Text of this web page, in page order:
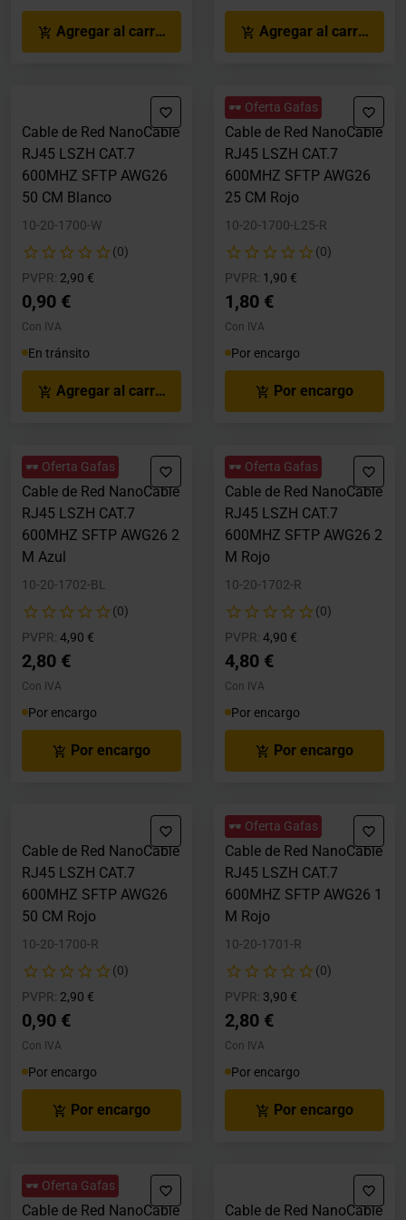
Agregar al carrito Agregar al carrito
Cable de Red NanoCable
RJ45 LSZH CAT.7
600MHZ SFTP AWG26
50 CM Blanco
10-20-1700-W
(0)
PVPR: Precio rebajado desde
2,90 €
0,90 €
Con IVA
En tránsito
Agregar al carrito
🕶️ Oferta Gafas
Cable de Red NanoCable
RJ45 LSZH CAT.7
600MHZ SFTP AWG26
25 CM Rojo
10-20-1700-L25-R
(0)
PVPR: Precio rebajado desde
1,90 €
1,80 €
Con IVA
Por encargo
Por encargo
🕶️ Oferta Gafas
Cable de Red NanoCable
RJ45 LSZH CAT.7
600MHZ SFTP AWG26 2
M Azul
10-20-1702-BL
(0)
PVPR: Precio rebajado desde
4,90 €
2,80 €
Con IVA
Por encargo
Por encargo
🕶️ Oferta Gafas
Cable de Red NanoCable
RJ45 LSZH CAT.7
600MHZ SFTP AWG26 2
M Rojo
10-20-1702-R
(0)
PVPR: Precio rebajado desde
4,90 €
4,80 €
Con IVA
Por encargo
Por encargo
Cable de Red NanoCable
RJ45 LSZH CAT.7
600MHZ SFTP AWG26
50 CM Rojo
10-20-1700-R
(0)
PVPR: Precio rebajado desde
2,90 €
0,90 €
Con IVA
Por encargo
Por encargo
🕶️ Oferta Gafas
Cable de Red NanoCable
RJ45 LSZH CAT.7
600MHZ SFTP AWG26 1
M Rojo
10-20-1701-R
(0)
PVPR: Precio rebajado desde
3,90 €
2,80 €
Con IVA
Por encargo
Por encargo
🕶️ Oferta Gafas
Cable de Red NanoCable
Cable de Red NanoCable